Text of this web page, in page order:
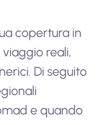
copertura in
reali,
Di seguito
e quando